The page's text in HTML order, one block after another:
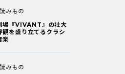
読みもの
場『VIVANT』の壮大
観を盛り立てるクラシ
楽
読みもの